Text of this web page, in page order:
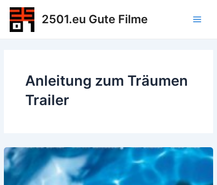
Zum
Inhalt
springen
2501.eu Gute Filme
Anleitung zum Träumen
Trailer